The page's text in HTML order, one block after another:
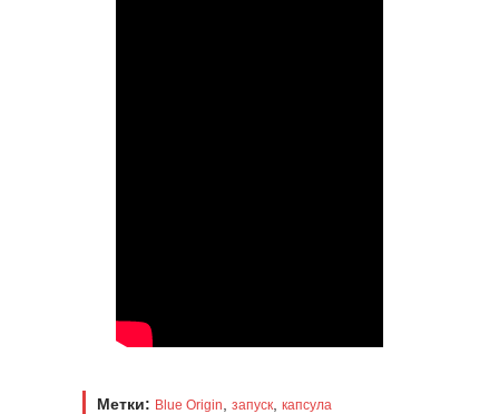
Метки: Blue Origin запуск капсула